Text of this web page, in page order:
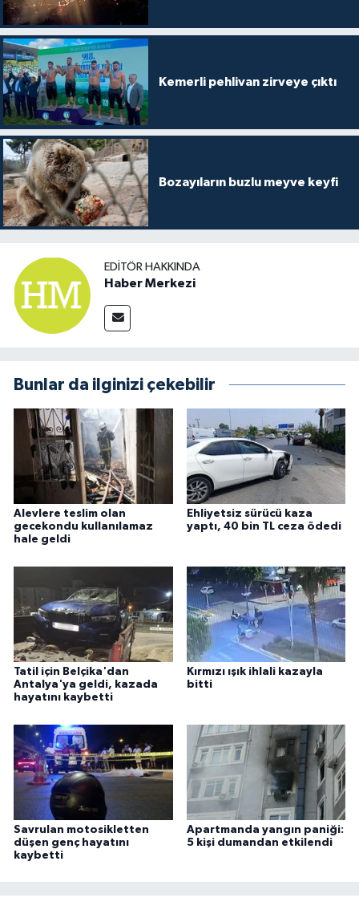
Kemerli pehlivan zirveye çıktı
Bozayıların buzlu meyve keyfi
EDITÖR HAKKINDA
Haber Merkezi
Bunlar da ilginizi çekebilir
Alevlere teslim olan
gecekondu kullanılamaz
hale geldi
Ehliyetsiz sürücü kaza
yaptı, 40 bin TL ceza ödedi
Tatil için Belçika'dan
Antalya'ya geldi, kazada
hayatını kaybetti
Kırmızı ışık ihlali kazayla
bitti
Savrulan motosikletten
düşen genç hayatını
kaybetti
Apartmanda yangın paniği:
5 kişi dumandan etkilendi